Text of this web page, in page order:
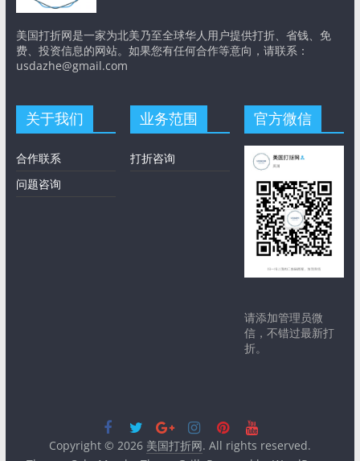
美国打折网是一家为北美乃至全球华人用户提供打折、省钱、免
费、投资信息的网站。如果您有任何合作等意向，请联系：
usdazhe@gmail.com
关于我们
合作联系
问题咨询
业务范围
打折咨询
官方微信
请添加管理员微
信，不错过最新打
折。
Copyright © 2026 美国打折网. All rights reserved.